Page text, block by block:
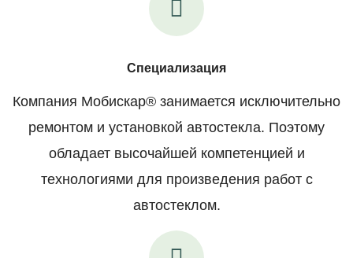
Специализация
Компания Мобискар® занимается исключительно
ремонтом и установкой автостекла. Поэтому
обладает высочайшей компетенцией и
технологиями для произведения работ с
автостеклом.